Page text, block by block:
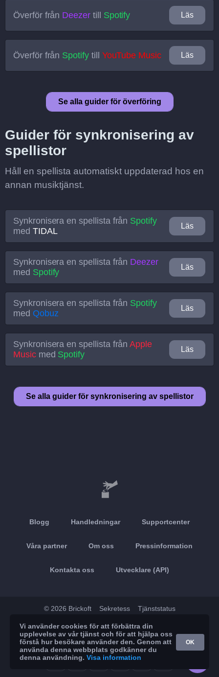
Överför från Deezer till Spotify Läs
Överför från Spotifytill YouTube Music Läs
Se alla guider för överföring
Guider för synkronisering av
spellistor
Håll en spellista automatiskt uppdaterad hos en
annan musiktjänst.
Synkronisera en spellista från Spotify
med TIDAL
Läs
Synkronisera en spellista från Deezer
med Spotify
Läs
Synkronisera en spellista från Spotify
med Qobuz
Läs
Synkronisera en spellista frånApple
Musicmed Spotify
Läs
Se alla guider för synkronisering av spellistor
Blogg Handledningar Supportcenter
Våra partner Om oss Pressinformation
Kontakta oss Utvecklare (API)
© 2026 Brickoft Sekretess Tjänststatus
App Store Google Play
Vi använder cookies för att förbättra din
upplevelse av vår tjänst och för att hjälpa oss
förstå hur besökare använder den. Genom att
använda denna webbplats godkänner du
denna användning. Visa information
OK